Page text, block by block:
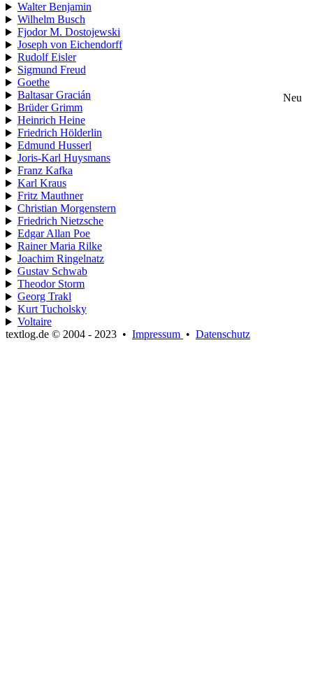
Walter Benjamin
Wilhelm Busch
Fjodor M. Dostojewski
Joseph von Eichendorff
Rudolf Eisler
Sigmund Freud
Goethe
Baltasar Gracián
Neu
Brüder Grimm
Heinrich Heine
Friedrich Hölderlin
Edmund Husserl
Joris-Karl Huysmans
Franz Kafka
Karl Kraus
Fritz Mauthner
Christian Morgenstern
Friedrich Nietzsche
Edgar Allan Poe
Rainer Maria Rilke
Joachim Ringelnatz
Gustav Schwab
Theodor Storm
Georg Trakl
Kurt Tucholsky
Voltaire
textlog.de © 2004 - 2023 • Impressum • Datenschutz